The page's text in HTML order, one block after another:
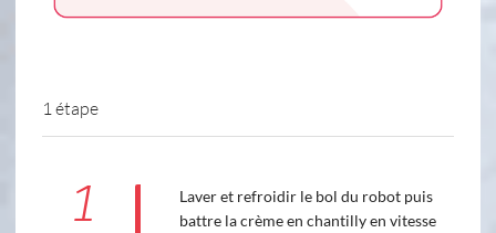
1 étape
1
Laver et refroidir le bol du robot puis
battre la crème en chantilly en vitesse